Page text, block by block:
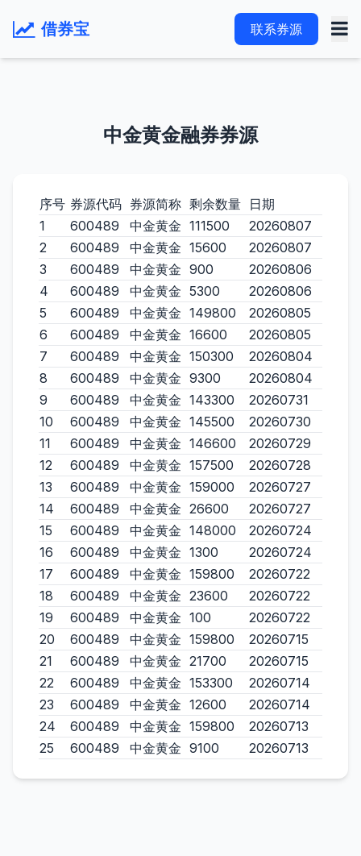
借券宝 联系券源
中金黄金融券券源
序号 券源代码 券源简称 剩余数量 日期
1
600489 中金黄金 111500
20260807
2
600489 中金黄金 15600
20260807
3
600489 中金黄金 900
20260806
4
600489 中金黄金 5300
20260806
5
600489 中金黄金 149800
20260805
6
600489 中金黄金 16600
20260805
7
600489 中金黄金 150300
20260804
8
600489 中金黄金 9300
20260804
9
600489 中金黄金 143300
20260731
10
600489 中金黄金 145500
20260730
11
600489 中金黄金 146600
20260729
12
600489 中金黄金 157500
20260728
13
600489 中金黄金 159000
20260727
14
600489 中金黄金 26600
20260727
15
600489 中金黄金 148000
20260724
16
600489 中金黄金 1300
20260724
17
600489 中金黄金 159800
20260722
18
600489 中金黄金 23600
20260722
19
600489 中金黄金 100
20260722
20
600489 中金黄金 159800
20260715
21
600489 中金黄金 21700
20260715
22
600489 中金黄金 153300
20260714
23
600489 中金黄金 12600
20260714
24
600489 中金黄金 159800
20260713
25
600489 中金黄金 9100 20260713